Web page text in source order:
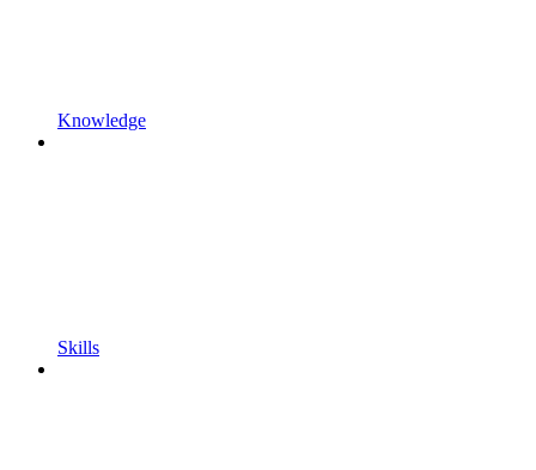
Knowledge
Skills